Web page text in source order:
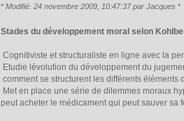
*Modifié: 24 novembre 2009, 10:47:37 par Jacques *
Stades du développement moral selon
 Cognitiviste et structuraliste en ligne avec la
 Etudie lévolution du développement du
 comment se structurent les différents
 Met en place une série de dilemmes moraux
peut acheter le médicament qui peut sauver sa